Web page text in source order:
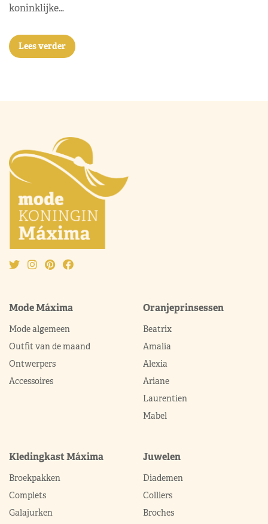
koninklijke…
Lees verder
Mode Máxima
Mode algemeen
Outfit van de maand
Ontwerpers
Accessoires
Oranjeprinsessen
Beatrix
Amalia
Alexia
Ariane
Laurentien
Mabel
Kledingkast Máxima
Broekpakken
Complets
Galajurken
Juwelen
Diademen
Colliers
Broches